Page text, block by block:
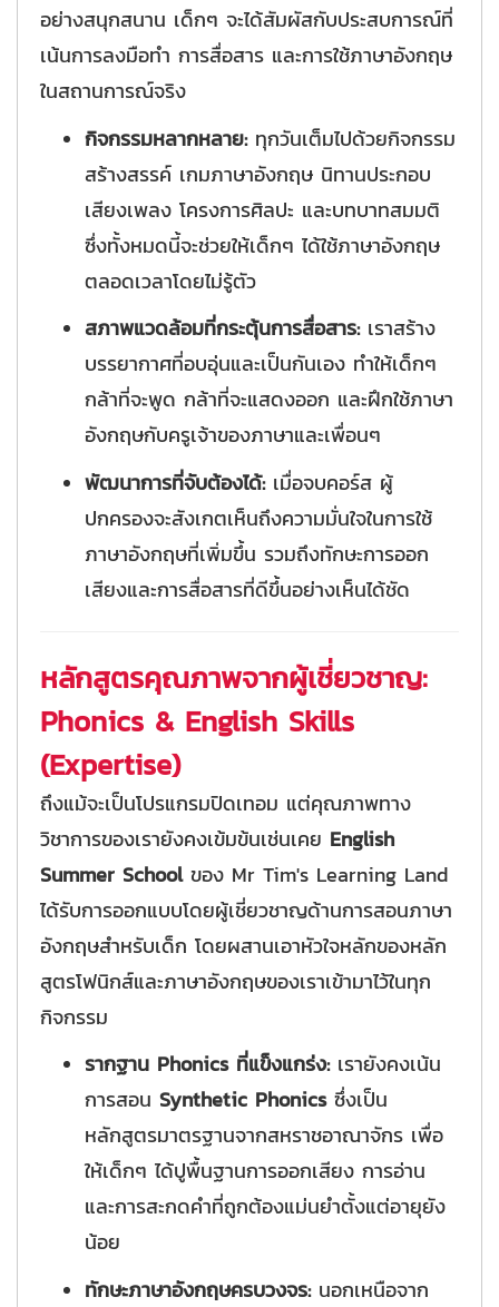
อย่างสนุกสนาน เด็กๆ จะได้สัมผัสกับประสบการณ์ที่
เน้นการลงมือทำ การสื่อสาร และการใช้ภาษาอังกฤษ
ในสถานการณ์จริง
กิจกรรมหลากหลาย:ทุกวันเต็มไปด้วยกิจกรรม
สร้างสรรค์ เกมภาษาอังกฤษ นิทานประกอบ
เสียงเพลง โครงการศิลปะ และบทบาทสมมติ
ซึ่งทั้งหมดนี้จะช่วยให้เด็กๆ ได้ใช้ภาษาอังกฤษ
ตลอดเวลาโดยไม่รู้ตัว
สภาพแวดล้อมที่กระตุ้นการสื่อสาร:เราสร้าง
บรรยากาศที่อบอุ่นและเป็นกันเอง ทำให้เด็กๆ
กล้าที่จะพูด กล้าที่จะแสดงออก และฝึกใช้ภาษา
อังกฤษกับครูเจ้าของภาษาและเพื่อนๆ
พัฒนาการที่จับต้องได้:เมื่อจบคอร์ส ผู้
ปกครองจะสังเกตเห็นถึงความมั่นใจในการใช้
ภาษาอังกฤษที่เพิ่มขึ้น รวมถึงทักษะการออก
เสียงและการสื่อสารที่ดีขึ้นอย่างเห็นได้ชัด
หลักสูตรคุณภาพจากผู้เชี่ยวชาญ:
Phonics & English Skills
(Expertise)
ถึงแม้จะเป็นโปรแกรมปิดเทอม แต่คุณภาพทาง
วิชาการของเรายังคงเข้มข้นเช่นเคย English
Summer Schoolของ Mr Tim's Learning Land
ได้รับการออกแบบโดยผู้เชี่ยวชาญด้านการสอนภาษา
อังกฤษสำหรับเด็ก โดยผสานเอาหัวใจหลักของหลัก
สูตรโฟนิกส์และภาษาอังกฤษของเราเข้ามาไว้ในทุก
กิจกรรม
รากฐาน Phonics ที่แข็งแกร่ง:เรายังคงเน้น
การสอน Synthetic Phonicsซึ่งเป็น
หลักสูตรมาตรฐานจากสหราชอาณาจักร เพื่อ
ให้เด็กๆ ได้ปูพื้นฐานการออกเสียง การอ่าน
และการสะกดคำที่ถูกต้องแม่นยำตั้งแต่อายุยัง
น้อย
ทักษะภาษาอังกฤษครบวงจร:นอกเหนือจาก